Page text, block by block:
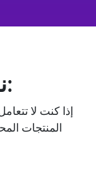
نصيحة احترافية:
إذا كنت لا
المنتجات